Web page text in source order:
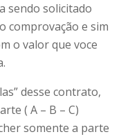
sendo solicitado
comprovação e sim
o valor que voce
desse contrato,
( A – B – C)
somente a parte